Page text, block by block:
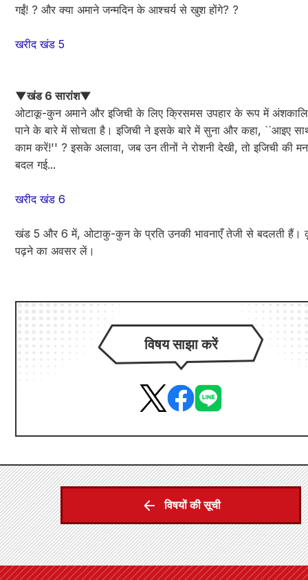
गईं! ? और क्या अमाने जन्मदिन के आश्चर्य से खुश होंगे? ?
खरीद खंड 5
▼खंड 6 सारांश▼
ओटाकू-कुन अमाने और इजिची के लिए क्रिसमस उपहार के रूप में
पाने के बारे में सोचता है। इजिची ने इसके बारे में सुना और कहा, ``आइए
काम करें!'' ? इसके अलावा, जब उन तीनों ने रोशनी देखी, तो इजिची की
बदल गई...
खरीद खंड 6
खंड 5 और 6 में, ओटाकु-कुन के प्रति उनकी भावनाएँ तेजी से बदलती हैं।
पढ़ने का अवसर लें।
विषय साझा करें
विषयों की सूची